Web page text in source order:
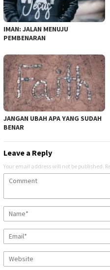
IMAN: JALAN MENUJU
PEMBENARAN
JANGAN UBAH APA YANG SUDAH
BENAR
Leave a Reply
Your email address will not be published.